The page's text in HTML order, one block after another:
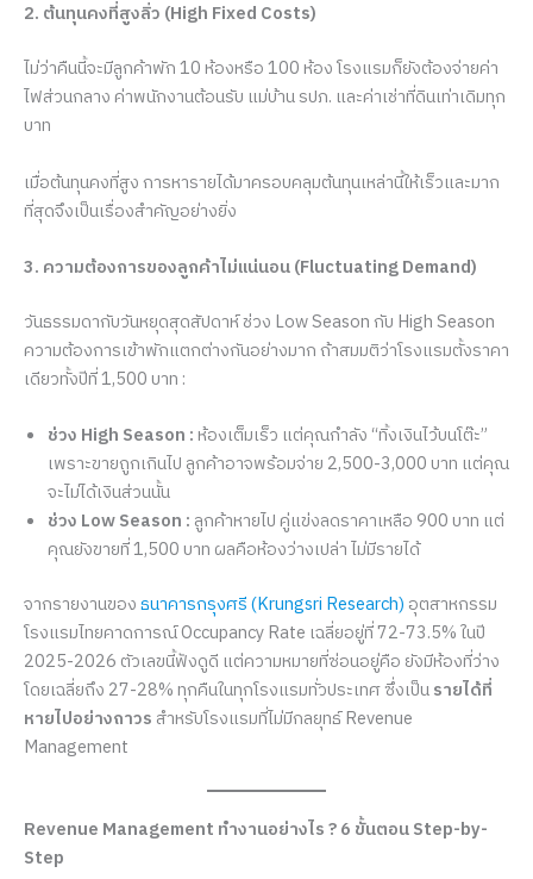
2. ต้นทุนคงที่สูงลิ่ว (High Fixed Costs)
ไม่ว่าคืนนี้จะมีลูกค้าพัก 10 ห้องหรือ 100 ห้อง โรงแรมก็ยังต้องจ่ายค่า
ไฟส่วนกลาง ค่าพนักงานต้อนรับ แม่บ้าน รปภ. และค่าเช่าที่ดินเท่าเดิมทุก
บาท
เมื่อต้นทุนคงที่สูง การหารายได้มาครอบคลุมต้นทุนเหล่านี้ให้เร็วและมาก
ที่สุดจึงเป็นเรื่องสำคัญอย่างยิ่ง
3. ความต้องการของลูกค้าไม่แน่นอน (Fluctuating Demand)
วันธรรมดากับวันหยุดสุดสัปดาห์ ช่วง Low Season กับ High Season
ความต้องการเข้าพักแตกต่างกันอย่างมาก ถ้าสมมติว่าโรงแรมตั้งราคา
เดียวทั้งปีที่ 1,500 บาท :
ช่วง High Season : ห้องเต็มเร็ว แต่คุณกำลัง “ทิ้งเงินไว้บนโต๊ะ”
เพราะขายถูกเกินไป ลูกค้าอาจพร้อมจ่าย 2,500-3,000 บาท แต่คุณ
จะไม่ได้เงินส่วนนั้น
ช่วง Low Season : ลูกค้าหายไป คู่แข่งลดราคาเหลือ 900 บาท แต่
คุณยังขายที่ 1,500 บาท ผลคือห้องว่างเปล่า ไม่มีรายได้
จากรายงานของธนาคารกรุงศรี (Krungsri Research) อุตสาหกรรม
โรงแรมไทยคาดการณ์ Occupancy Rate เฉลี่ยอยู่ที่ 72-73.5% ในปี
2025-2026 ตัวเลขนี้ฟังดูดี แต่ความหมายที่ซ่อนอยู่คือ ยังมีห้องที่ว่าง
โดยเฉลี่ยถึง 27-28% ทุกคืนในทุกโรงแรมทั่วประเทศ ซึ่งเป็นรายได้ที่
หายไปอย่างถาวร สำหรับโรงแรมที่ไม่มีกลยุทธ์ Revenue
Management
Revenue Management ทำงานอย่างไร ? 6 ขั้นตอน Step-by-
Step